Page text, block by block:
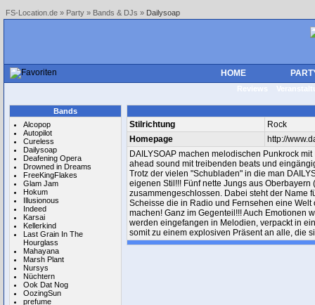
FS-Location.de » Party » Bands & DJs » Dailysoap
HOME
Reviews
Bands
Alcopop
Autopilot
Cureless
Dailysoap
Deafening Opera
Drowned in Dreams
FreeKingFlakes
Glam Jam
Hokum
Illusionous
Indeed
Karsai
Kellerkind
Last Grain In The
Hourglass
Mahayana
Marsh Plant
Nursys
Nüchtern
Ook Dat Nog
OozingSun
prefume
Stilrichtung
Rock
Homepage
http://
DAILYSOAP machen melodischen Punkrock
ahead sound mit treibenden beats und
Trotz der vielen "Schubladen" in die man
eigenen Stil!!! Fünf nette Jungs aus
zusammengeschlossen. Dabei steht der Name
Scheisse die in Radio und Fernsehen eine
machen! Ganz im Gegenteil!!! Auch Emotionen
werden eingefangen in Melodien, verpackt in
somit zu einem explosiven Präsent an alle, die